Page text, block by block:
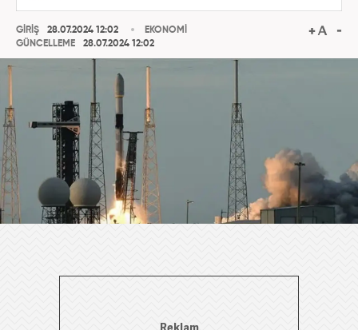
GİRİŞ
28.07.2024 12:02
GÜNCELLEME
28.07.2024 12:02
EKONOMİ